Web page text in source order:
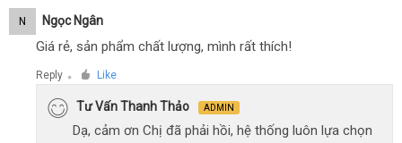
N Ngọc Ngân
Giá rẻ, sản phẩm chất lượng, mình rất thích!
Reply ● Like
Tư Vấn Thanh Thảo ADMIN
Dạ, cảm ơn Chị đã phải hồi, hệ thống luôn lựa chọn